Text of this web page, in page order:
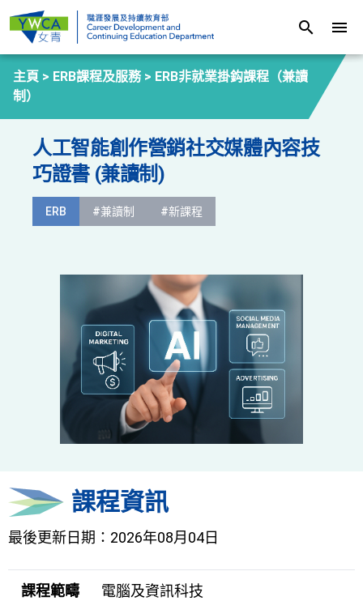
search menu
主頁 > ERB課程及服務 > ERB非就業掛鈎課程（兼讀
制）
人工智能創作營銷社交媒體內容技
巧證書 (兼讀制)
ERB #兼讀制 #新課程
課程資訊
最後更新日期：2026年08月04日
課程範疇 電腦及資訊科技